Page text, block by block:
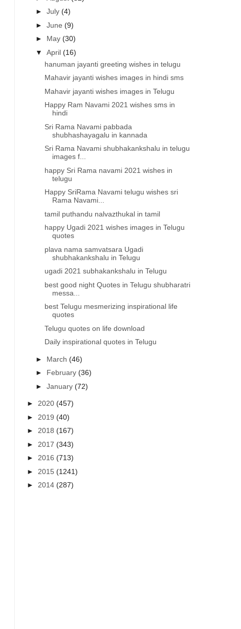
►July(4)
►June(9)
► May(30)
▼April(16)
hanuman jayanti greeting wishes in telugu
Mahavir jayanti wishes images in hindi sms
Mahavir jayanti wishes images in Telugu
Happy Ram Navami 2021 wishes sms in
hindi
Sri Rama Navami pabbada
shubhashayagalu in kannada
Sri Rama Navami shubhakankshalu in telugu
images f...
happy Sri Rama navami 2021 wishes in
telugu
Happy SriRama Navami telugu wishes sri
Rama Navami...
tamil puthandu nalvazthukal in tamil
happy Ugadi 2021 wishes images in Telugu
quotes
plava nama samvatsara Ugadi
shubhakankshalu in Telugu
ugadi 2021 subhakankshalu in Telugu
best good night Quotes in Telugu shubharatri
messa...
best Telugu mesmerizing inspirational life
quotes
Telugu quotes on life download
Daily inspirational quotes in Telugu
► March(46)
► February(36)
►January(72)
► 2020(457)
► 2019(40)
► 2018(167)
► 2017(343)
► 2016(713)
► 2015(1241)
► 2014(287)